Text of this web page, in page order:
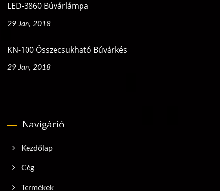
LED-3860 Búvárlámpa
29 Jan, 2018
KN-100 Összecsukható Búvárkés
29 Jan, 2018
Navigáció
Kezdőlap
Cég
Termékek